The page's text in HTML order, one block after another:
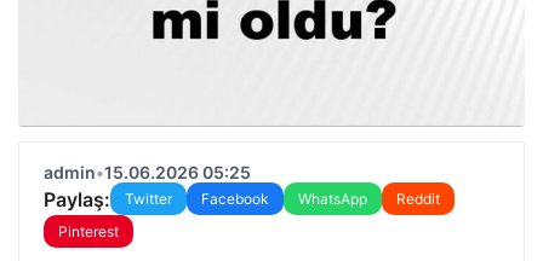
admin•15.06.2026 05:25
Paylaş: Twitter Facebook WhatsApp
Reddit
Pinterest